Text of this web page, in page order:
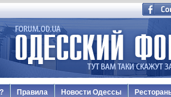
Правила Новости Одессы